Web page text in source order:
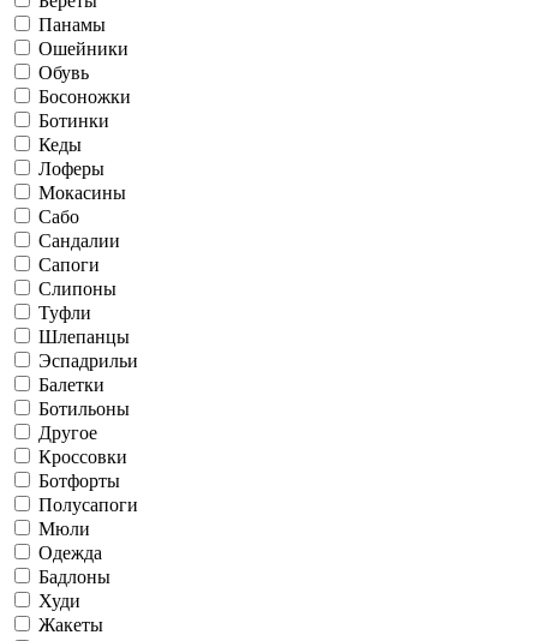
Панамы
Ошейники
Обувь
Босоножки
Ботинки
Кеды
Лоферы
Мокасины
Сабо
Сандалии
Сапоги
Слипоны
Туфли
Шлепанцы
Эспадрильи
Балетки
Ботильоны
Другое
Кроссовки
Ботфорты
Полусапоги
Мюли
Одежда
Бадлоны
Худи
Жакеты